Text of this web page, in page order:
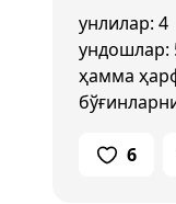
унлилар: 4
ундошлар:
ҳамма
6